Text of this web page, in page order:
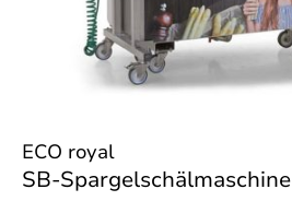
ECO royal
SB-Spargelschälmaschine